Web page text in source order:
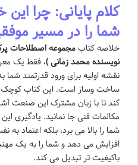
کلام پایانی: چرا
شما را در مسیر
خلاصه کتابمجموعه اصطلاحات
نویسنده محمد زمانی )، فقط یک
نقشه اولیه برای ورود قدرتمند شما
ساخت وساز است. این کتاب کوچک،
کند تا با زبان مشترک این صنعت
مکالمات فنی جا نمانید. یادگیری
شما را بالا می برد، بلکه اعتماد
افزایش می دهد و شما را به یک
باکیفیت تر تبدیل می کند.